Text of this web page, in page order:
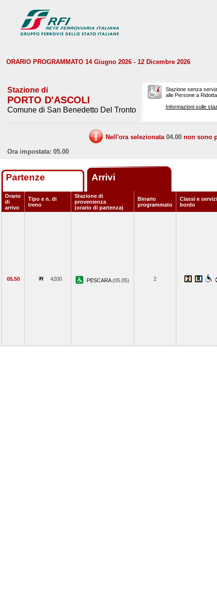
ORARIO PROGRAMMATO 14 Giugno 2026 - 12 Dicembre 2026
Stazione di
PORTO D'ASCOLI
Comune di San Benedetto Del Tronto
Stazione senza
alle Persone a
Informazioni sulle
Nell'ora selezionata 04.00 non sono
Ora impostata: 05.00
Partenze Arrivi
Orario
di
arrivo
Tipo e n. di
treno
Stazione di
provenienza
(orario di partenza)
Binario
programmato
Classi e
bordo
05.50 4200 PESCARA(05.05) 2